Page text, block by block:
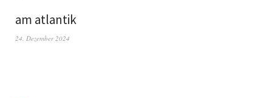
am atlantik
24. Dezember 2024